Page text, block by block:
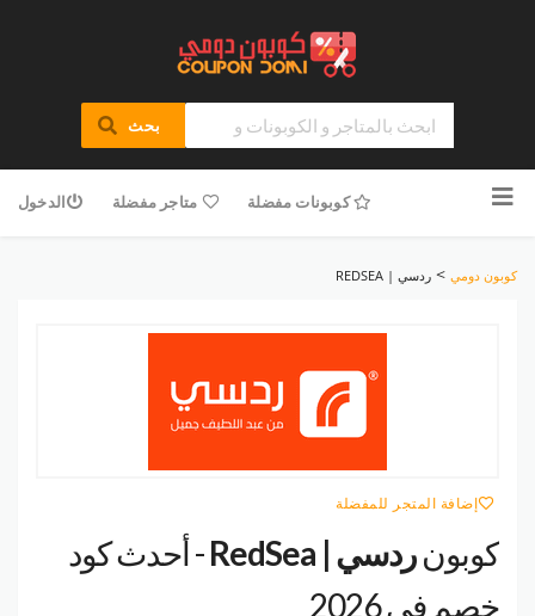
بحث
للمحتوى
كوبونات مفضلة متاجر مفضلة الدخول
كوبون دومي > ردسي | REDSEA
إضافة المتجر للمفضلة
كوبونردسي | RedSea
- أحدث كود
خصم في 2026